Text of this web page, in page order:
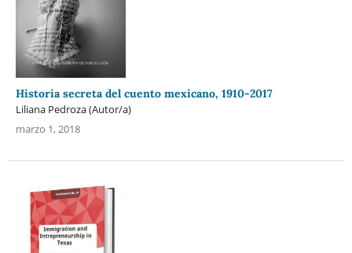
Historia secreta del cuento mexicano, 1910-2017
Liliana Pedroza (Autor/a)
marzo 1, 2018